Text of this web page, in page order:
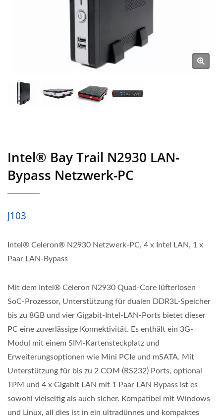
Intel® Bay Trail N2930 LAN-
Bypass Netzwerk-PC
J103
Intel® Celeron® N2930 Netzwerk-PC, 4 x Intel LAN, 1 x
Paar LAN-Bypass
Mit dem Intel® Celeron N2930 Quad-Core lüfterlosen
SoC-Prozessor, Unterstützung für dualen DDR3L-Speicher
bis zu 8GB und vier Gigabit-Intel-LAN-Ports bietet dieser
PC eine zuverlässige Konnektivität. Es enthält ein 3G-
Modul mit einem SIM-Kartensteckplatz und
Erweiterungsoptionen wie Mini PCIe und mSATA. Mit
Unterstützung für bis zu 2 COM (RS232) Ports, optional
TPM und 4 x Gigabit LAN mit 1 Paar LAN Bypass ist es
sowohl vielseitig als auch sicher. Kompatibel mit Windows
und Linux, all dies ist in ein ultradünnes und kompaktes